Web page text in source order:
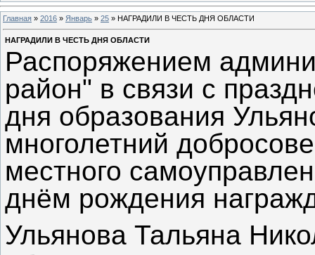
Главная » 2016 » Январь » 25 » НАГРАДИЛИ В ЧЕСТЬ ДНЯ ОБЛАСТИ
НАГРАДИЛИ В ЧЕСТЬ ДНЯ ОБЛАСТИ
Распоряжением
район" в связи с
дня образования
многолетний
местного
днём рождения
Ульянова Тальяна